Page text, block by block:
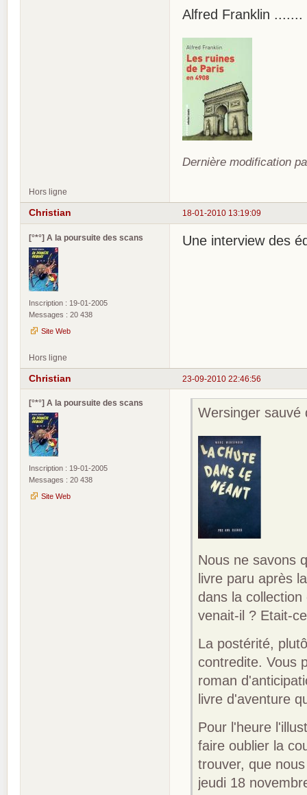
Alfred Franklin
Dernière modification
Hors ligne
18-01-2010 13:19:09
Christian
[°*°] A la poursuite des scans
Inscription : 19-01-2005
Messages : 20 438
Site Web
Une interview des
Hors ligne
23-09-2010 22:46:56
Christian
[°*°] A la poursuite des scans
Inscription : 19-01-2005
Messages : 20 438
Site Web
Wersinger sauvé
Nous ne savons
livre paru après
dans la
venait-il ? Etait-
La postérité,
contredite. Vous
roman
livre d'aventure
Pour l'heure
faire oublier la
trouver, que
jeudi 18